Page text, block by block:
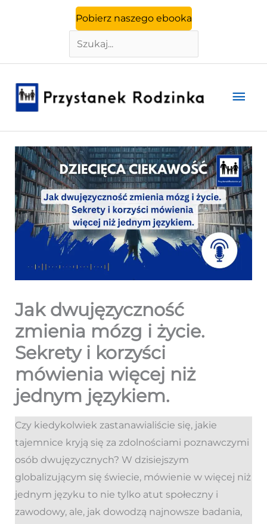
Pobierz naszego ebooka
Szukaj
Jak dwujęzyczność
zmienia mózg i życie.
Sekrety i korzyści
mówienia więcej niż
jednym językiem.
Czy kiedykolwiek zastanawialiście się, jakie
tajemnice kryją się za zdolnościami poznawczymi
osób dwujęzycznych? W dzisiejszym
globalizującym się świecie, mówienie w więcej niż
jednym języku to nie tylko atut społeczny i
zawodowy, ale, jak dowodzą najnowsze badania,